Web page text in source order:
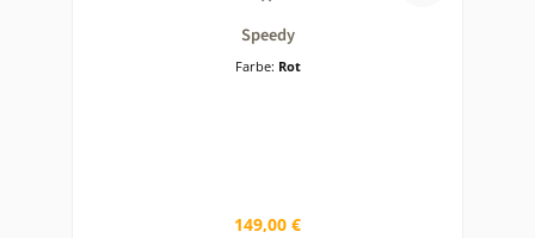
Speedy
Farbe: Rot
Regulärer Preis:
149,00 €